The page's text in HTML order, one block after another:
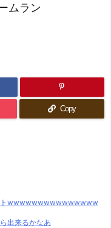
ムラン
Copy
トwwwwwwwwwwwwwww
出来るかなあ